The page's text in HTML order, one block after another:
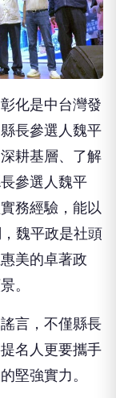
化是中台灣發
長參選人魏平
耕基層、了解
參選人魏平
務經驗，能以
魏平政是社頭
美的卓著政
。
言，不僅縣長
名人更要攜手
堅強實力。